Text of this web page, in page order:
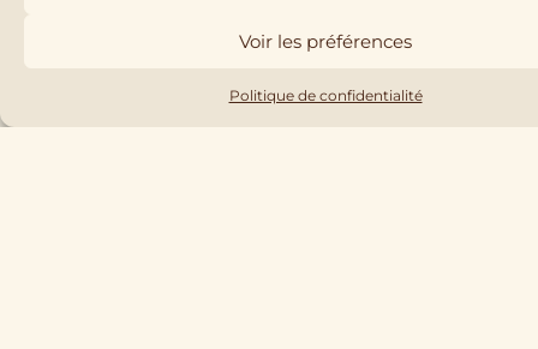
Voir les préférences
Politique de confidentialité
RENCONT
ANTONIN